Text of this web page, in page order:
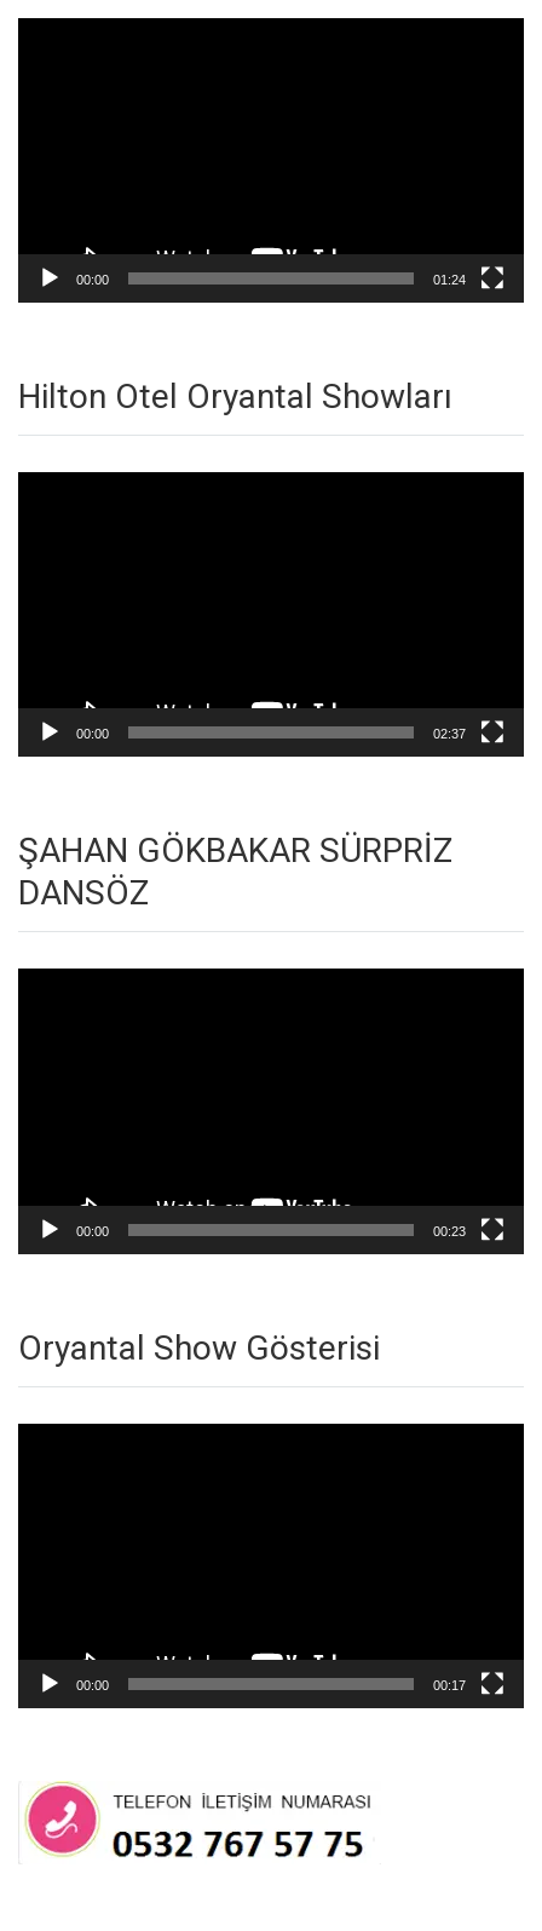
00:00 01:24
Hilton Otel Oryantal Showları
00:00 02:37
ŞAHAN GÖKBAKAR SÜRPRİZ
DANSÖZ
00:00 00:23
Oryantal Show Gösterisi
00:00 00:17